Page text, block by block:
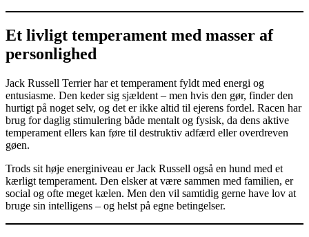
Et livligt temperament med masser af
personlighed
Jack Russell Terrier har et temperament fyldt med energi og
entusiasme. Den keder sig sjældent – men hvis den gør, finder den
hurtigt på noget selv, og det er ikke altid til ejerens fordel. Racen har
brug for daglig stimulering både mentalt og fysisk, da dens aktive
temperament ellers kan føre til destruktiv adfærd eller overdreven
gøen.
Trods sit høje energiniveau er Jack Russell også en hund med et
kærligt temperament. Den elsker at være sammen med familien, er
social og ofte meget kælen. Men den vil samtidig gerne have lov at
bruge sin intelligens – og helst på egne betingelser.